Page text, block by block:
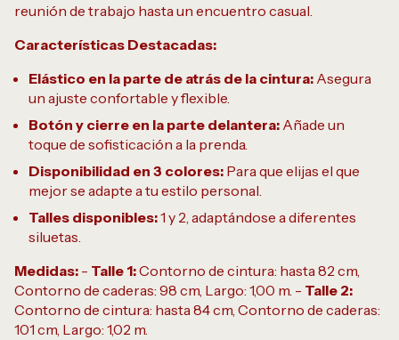
reunión de trabajo hasta un encuentro casual.
Características Destacadas:
Elástico en la parte de atrás de la cintura: Asegura
un ajuste confortable y flexible.
Botón y cierre en la parte delantera: Añade un
toque de sofisticación a la prenda.
Disponibilidad en 3 colores: Para que elijas el que
mejor se adapte a tu estilo personal.
Talles disponibles:1 y 2, adaptándose a diferentes
siluetas.
Medidas: - Talle 1:Contorno de cintura: hasta 82 cm,
Contorno de caderas: 98 cm, Largo: 1,00 m. - Talle 2:
Contorno de cintura: hasta 84 cm, Contorno de caderas:
101 cm, Largo: 1,02 m.